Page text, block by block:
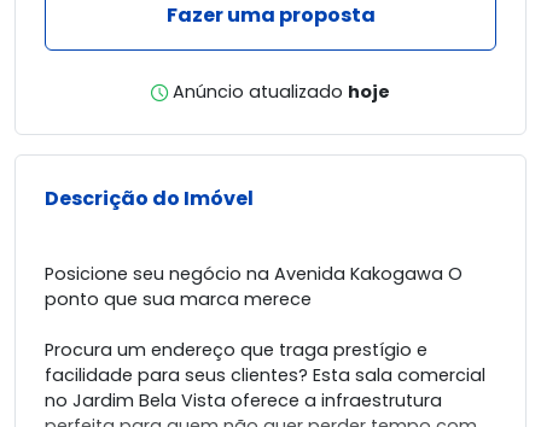
Fazer uma proposta
Anúncio atualizado hoje
Descrição do Imóvel
Posicione seu negócio na Avenida Kakogawa O
ponto que sua marca merece
Procura um endereço que traga prestígio e
facilidade para seus clientes? Esta sala comercial
no Jardim Bela Vista oferece a infraestrutura